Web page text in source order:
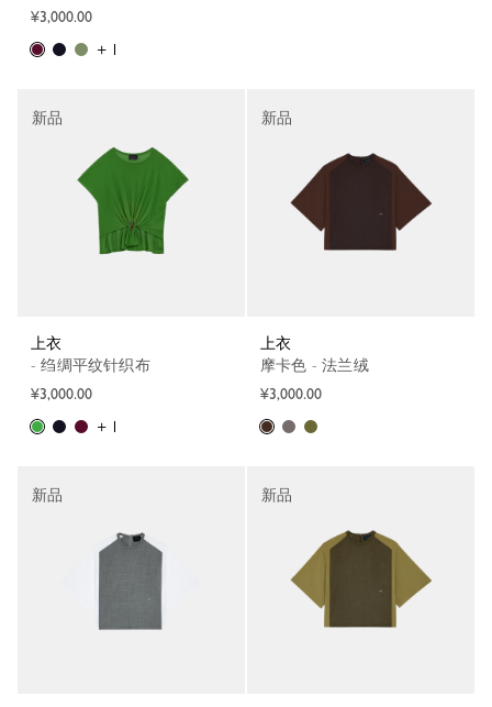
¥3,000.00
+ 1
上衣
- 绉绸平纹针织布
¥3,000.00
+ 1
新品
上衣
摩卡色 - 法兰绒
¥3,000.00
新品
新品 新品